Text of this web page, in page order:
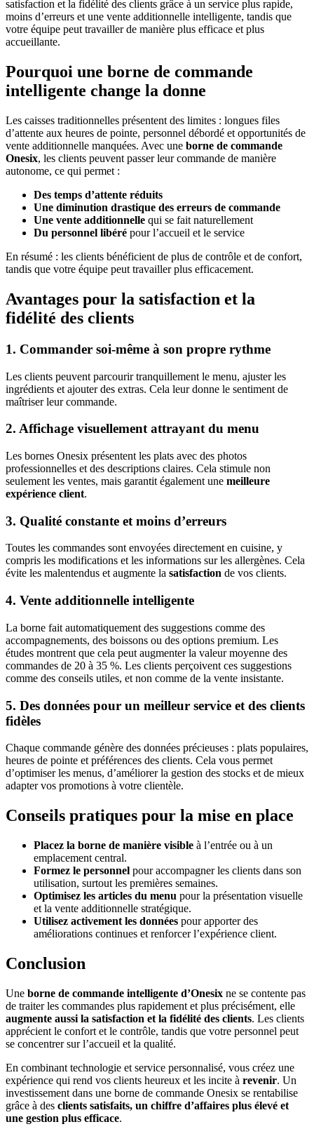
satisfaction et la fidélité des clients grâce à un service plus rapide,
moins d’erreurs et une vente additionnelle intelligente, tandis que
votre équipe peut travailler de manière plus efficace et plus
accueillante.
Pourquoi une borne de commande
intelligente change la donne
Les caisses traditionnelles présentent des limites : longues files
d’attente aux heures de pointe, personnel débordé et opportunités de
vente additionnelle manquées. Avec une borne de commande
Onesix, les clients peuvent passer leur commande de manière
autonome, ce qui permet :
Des temps d’attente réduits
Une diminution drastique des erreurs de commande
Une vente additionnelle qui se fait naturellement
Du personnel libéré pour l’accueil et le service
En résumé : les clients bénéficient de plus de contrôle et de confort,
tandis que votre équipe peut travailler plus efficacement.
Avantages pour la satisfaction et la
fidélité des clients
1. Commander soi-même à son propre rythme
Les clients peuvent parcourir tranquillement le menu, ajuster les
ingrédients et ajouter des extras. Cela leur donne le sentiment de
maîtriser leur commande.
2. Affichage visuellement attrayant du menu
Les bornes Onesix présentent les plats avec des photos
professionnelles et des descriptions claires. Cela stimule non
seulement les ventes, mais garantit également une meilleure
expérience client.
3. Qualité constante et moins d’erreurs
Toutes les commandes sont envoyées directement en cuisine, y
compris les modifications et les informations sur les allergènes. Cela
évite les malentendus et augmente la satisfaction de vos clients.
4. Vente additionnelle intelligente
La borne fait automatiquement des suggestions comme des
accompagnements, des boissons ou des options premium. Les
études montrent que cela peut augmenter la valeur moyenne des
commandes de 20 à 35 %. Les clients perçoivent ces suggestions
comme des conseils utiles, et non comme de la vente insistante.
5. Des données pour un meilleur service et des clients
fidèles
Chaque commande génère des données précieuses : plats populaires,
heures de pointe et préférences des clients. Cela vous permet
d’optimiser les menus, d’améliorer la gestion des stocks et de mieux
adapter vos promotions à votre clientèle.
Conseils pratiques pour la mise en place
Placez la borne de manière visible à l’entrée ou à un
emplacement central.
Formez le personnel pour accompagner les clients dans son
utilisation, surtout les premières semaines.
Optimisez les articles du menu pour la présentation visuelle
et la vente additionnelle stratégique.
Utilisez activement les données pour apporter des
améliorations continues et renforcer l’expérience client.
Conclusion
Une borne de commande intelligente d’Onesix ne se contente pas
de traiter les commandes plus rapidement et plus précisément, elle
augmente aussi la satisfaction et la fidélité des clients. Les clients
apprécient le confort et le contrôle, tandis que votre personnel peut
se concentrer sur l’accueil et la qualité.
En combinant technologie et service personnalisé, vous créez une
expérience qui rend vos clients heureux et les incite à revenir. Un
investissement dans une borne de commande Onesix se rentabilise
grâce à des clients satisfaits, un chiffre d’affaires plus élevé et
une gestion plus efficace.